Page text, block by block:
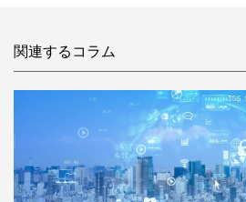
関連するコラム